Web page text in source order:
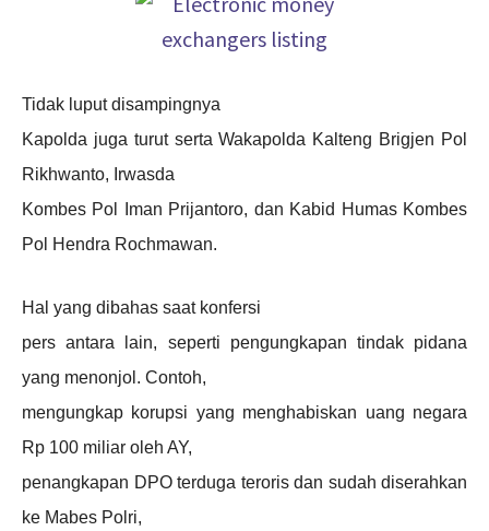
Tidak luput disampingnya
Kapolda juga turut serta Wakapolda Kalteng Brigjen Pol
Rikhwanto, Irwasda
Kombes Pol Iman Prijantoro, dan Kabid Humas Kombes
Pol Hendra Rochmawan.
Hal yang dibahas saat konfersi
pers antara lain, seperti pengungkapan tindak pidana
yang menonjol. Contoh,
mengungkap korupsi yang menghabiskan uang negara
Rp 100 miliar oleh AY,
penangkapan DPO terduga teroris dan sudah diserahkan
ke Mabes Polri,